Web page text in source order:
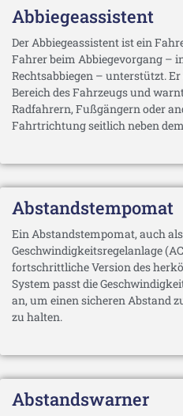
Abbiegeassistent
Der Abbiegeassistent ist ein
Fahrer beim Abbiegevorgang –
Rechtsabbiegen – unterstützt.
Bereich des Fahrzeugs und
Radfahrern, Fußgängern oder
Fahrtrichtung seitlich neben
Abstandstempomat
Ein Abstandstempomat, auch
Geschwindigkeitsregelanlage
fortschrittliche Version des
System passt die
an, um einen sicheren Abstand
zu halten.
Abstandswarner